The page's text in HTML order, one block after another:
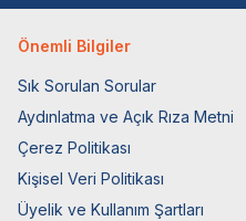
Önemli Bilgiler
Sık Sorulan Sorular
Aydınlatma ve Açık Rıza Metni
Çerez Politikası
Kişisel Veri Politikası
Üyelik ve Kullanım Şartları